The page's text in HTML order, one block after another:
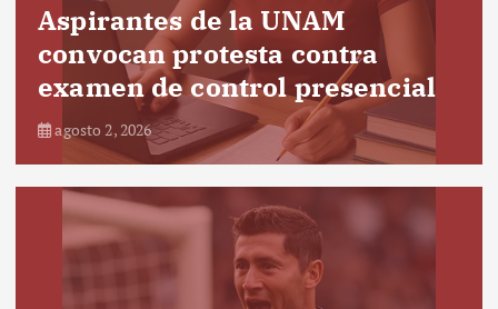
Aspirantes de la UNAM
convocan protesta contra
examen de control presencial
agosto 2, 2026